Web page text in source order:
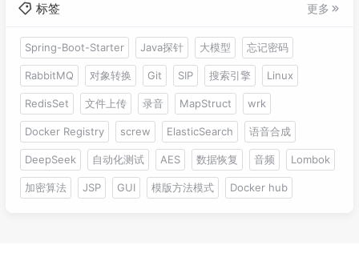
标签 更多
Spring-Boot-Starter Java探针 大模型 忘记密码
RabbitMQ 对象转换 Git SIP 搜索引擎 Linux
RedisSet 文件上传 录音 MapStruct wrk
Docker Registry screw ElasticSearch 语音合成
DeepSeek 自动化测试 AES 数据恢复 音频 Lombok
加密算法 JSP GUI 模版方法模式 Docker hub